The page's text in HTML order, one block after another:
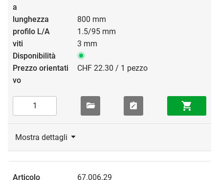
800 mm
1.5/95 mm
3 mm
CHF 22.30 / 1 pezzo
Mostra dettagli
67.006.29